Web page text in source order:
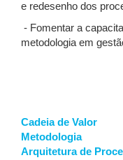
e redesenho dos
- Fomentar a
metodologia em
Cadeia de Valor
Metodologia
Arquitetura de